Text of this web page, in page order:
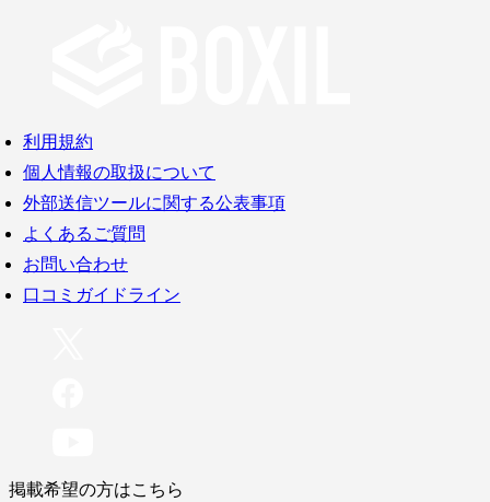
利用規約
個人情報の取扱について
外部送信ツールに関する公表事項
よくあるご質問
お問い合わせ
口コミガイドライン
掲載希望の方はこちら